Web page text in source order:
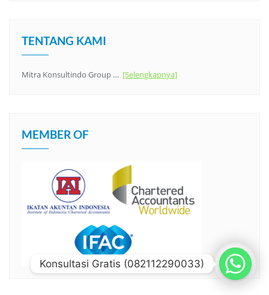
TENTANG KAMI
Mitra Konsultindo Group … [Selengkapnya]
MEMBER OF
Konsultasi Gratis (082112290033)